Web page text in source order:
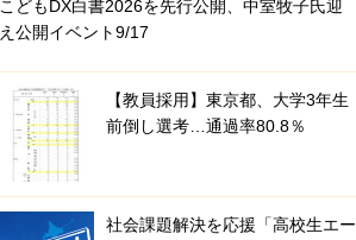
こどもDX白書2026を先行公開、中室牧子氏迎
え公開イベント9/17
【教員採用】東京都、大学3年生
前倒し選考…通過率80.8％
社会課題解決を応援「高校生エー